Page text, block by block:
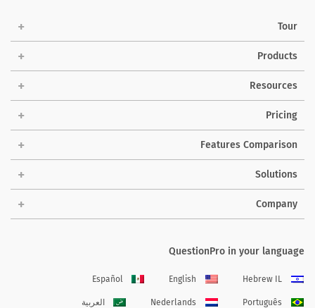
Tour
Products
Resources
Pricing
Features Comparison
Solutions
Company
QuestionPro in your language
Hebrew IL
English
Español
Português
Nederlands العربية